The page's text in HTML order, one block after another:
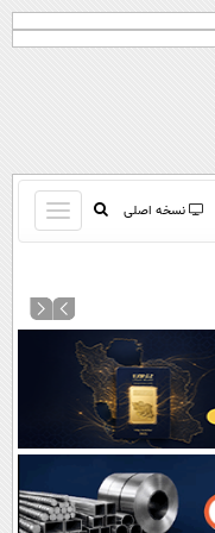
نسخه اصلی
باز
و
کردن
منو